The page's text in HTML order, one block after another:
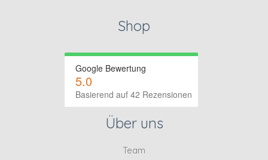
Shop
Google Bewertung
5.0
Basierend auf 42 Rezensionen
Über uns
Team